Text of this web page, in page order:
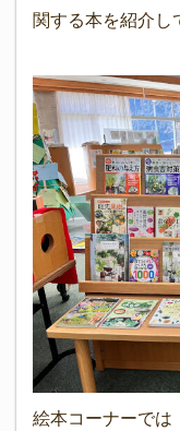
関する本を紹介し
絵本コーナーでは